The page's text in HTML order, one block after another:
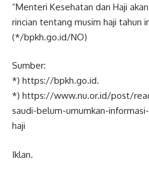
“Menteri Kesehatan dan Haji
rincian tentang musim haji tahun
(*/bpkh.go.id/NO)
Sumber:
*) https://bpkh.go.id.
*) https://www.nu.or.id/post/
saudi-belum-umumkan-
haji
Iklan.